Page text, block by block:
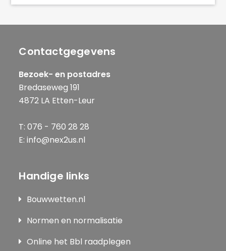
Contactgegevens
Bezoek- en postadres
Bredaseweg 191
4872 LA Etten-Leur
T: 076 - 760 28 28
E: info@nex2us.nl
Handige links
Bouwwetten.nl
Normen en normalisatie
Online het Bbl raadplegen